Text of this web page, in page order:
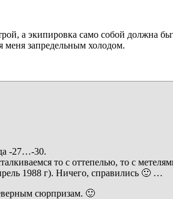
а экипировка само собой должна
меня запредельным холодом.
-27…-30.
то с оттепелью, то с
1988 г). Ничего, справились 🙂 …
сюрпризам. 🙂